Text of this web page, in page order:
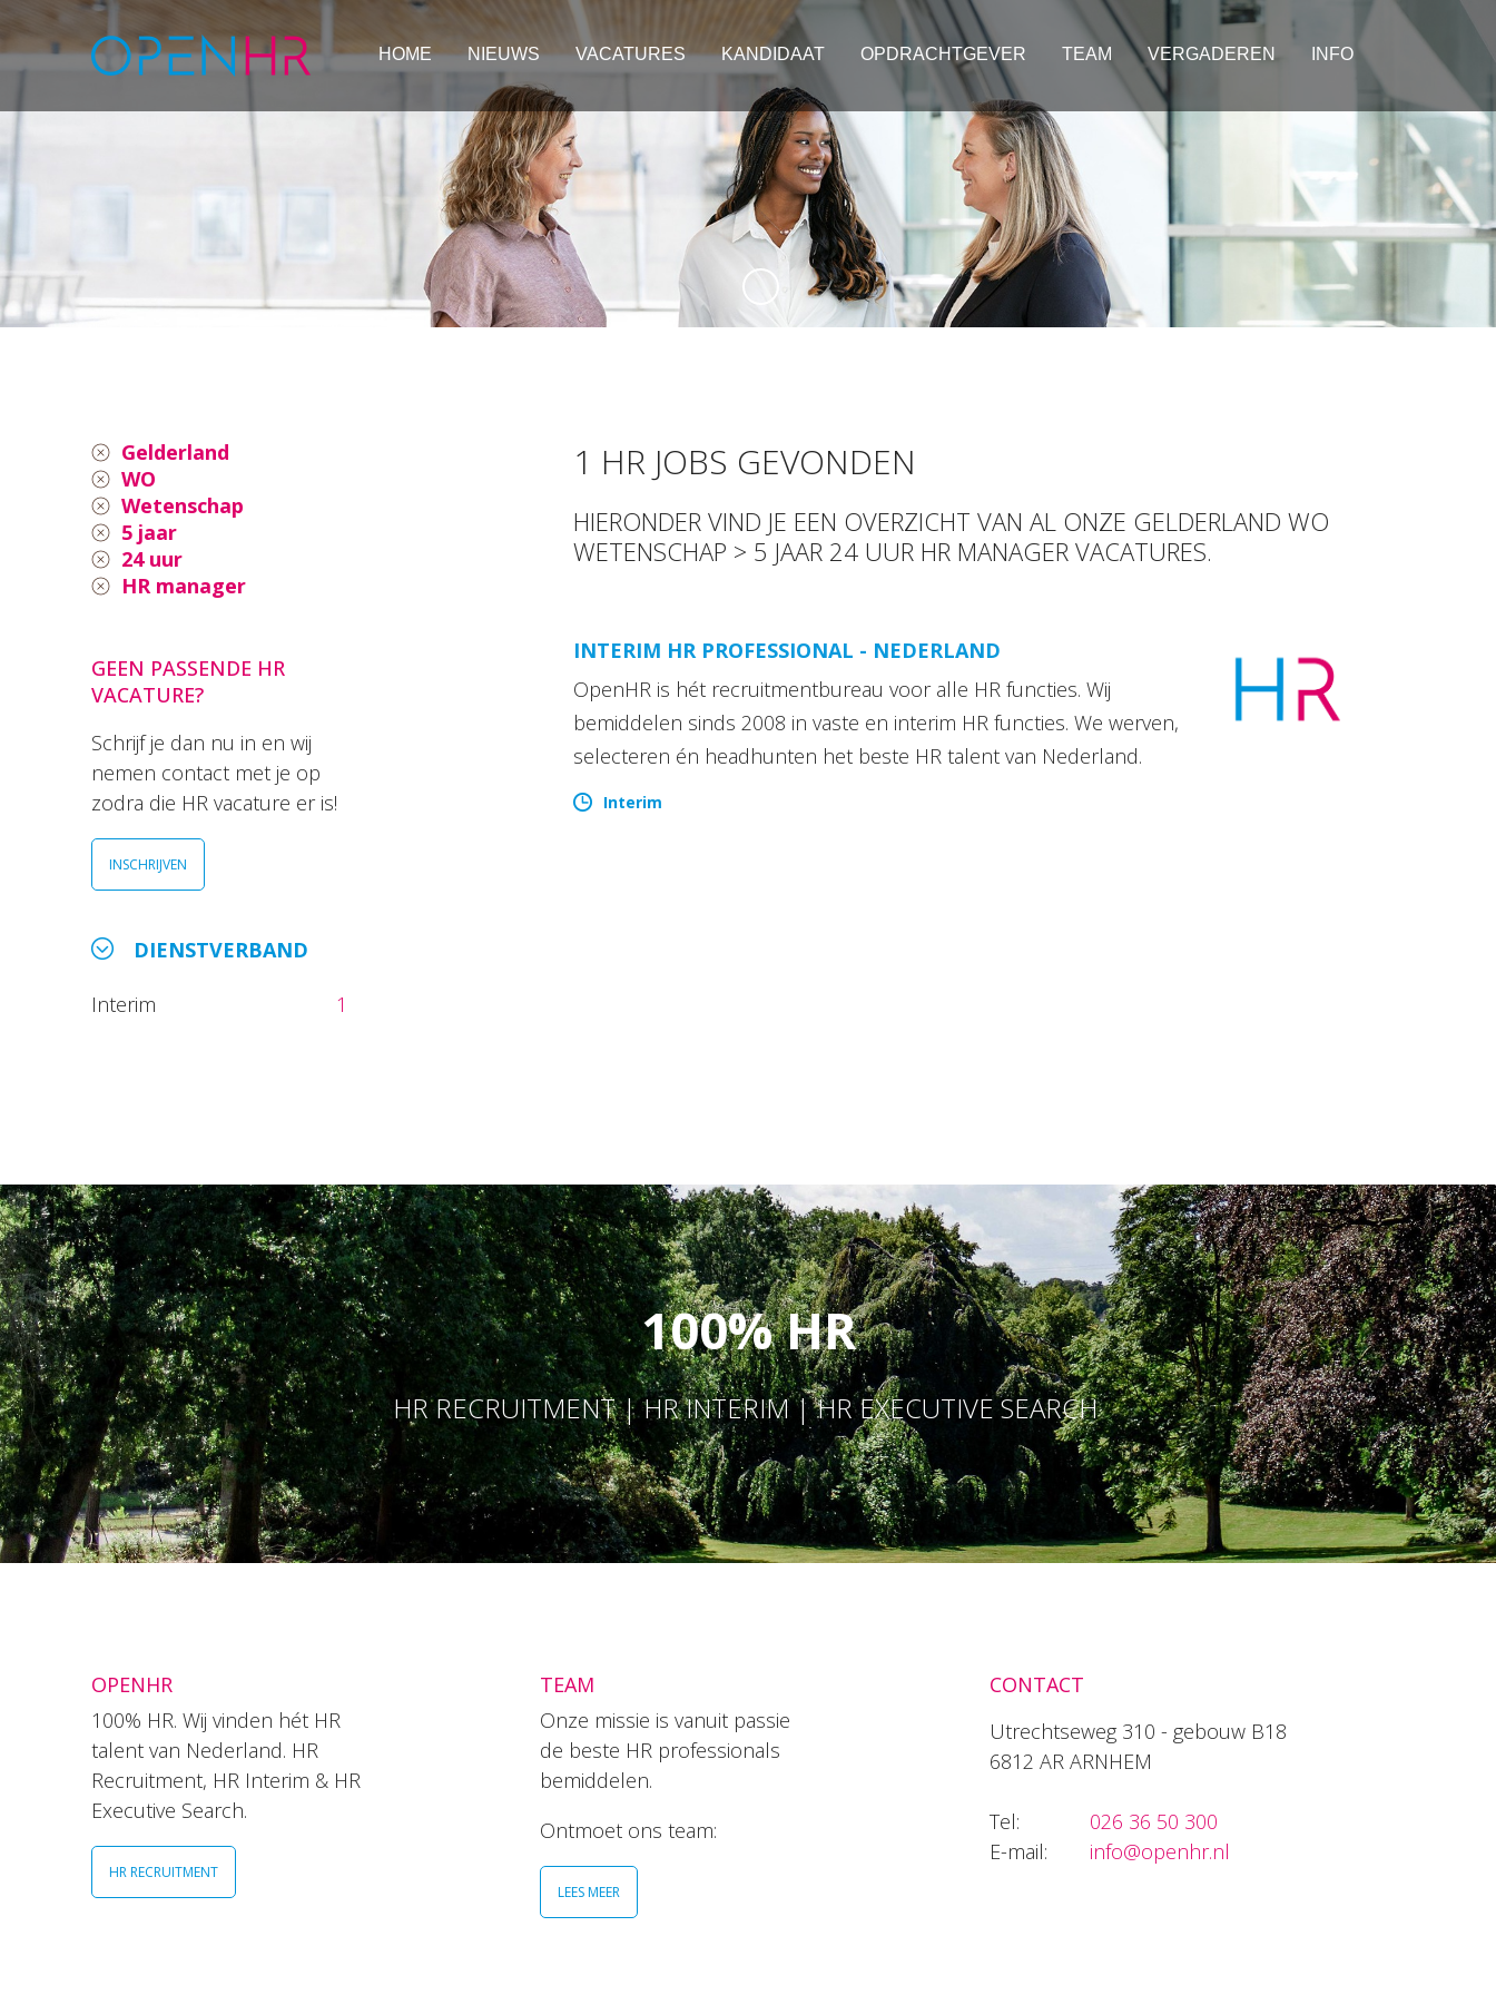
HOME NIEUWS VACATURES KANDIDAAT OPDRACHTGEVER TEAM VERGADEREN INFO
Gelderland
WO
Wetenschap
5 jaar
24 uur
HR manager
GEEN PASSENDE HR
VACATURE?
Schrijf je dan nu in en wij
nemen contact met je op
zodra die HR vacature er is!
INSCHRIJVEN
DIENSTVERBAND
Interim 1
1 HR JOBS GEVONDEN
HIERONDER VIND JE EEN OVERZICHT VAN AL ONZE GELDERLAND WO
WETENSCHAP > 5 JAAR 24 UUR HR MANAGER VACATURES.
INTERIM HR PROFESSIONAL - NEDERLAND
OpenHR is hét recruitmentbureau voor alle HR functies. Wij
bemiddelen sinds 2008 in vaste en interim HR functies. We werven,
selecteren én headhunten het beste HR talent van Nederland.
Interim
100% HR
HR RECRUITMENT | HR INTERIM | HR EXECUTIVE SEARCH
OPENHR
100% HR. Wij vinden hét HR
talent van Nederland. HR
Recruitment, HR Interim & HR
Executive Search.
HR RECRUITMENT
TEAM
Onze missie is vanuit passie
de beste HR professionals
bemiddelen.
Ontmoet ons team:
LEES MEER
CONTACT
Utrechtseweg 310 - gebouw B18
6812 AR ARNHEM
Tel:
026 36 50 300
E-mail:
info@openhr.nl